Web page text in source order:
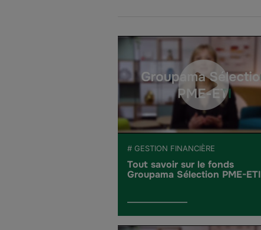
# GESTION FINANCIÈRE
Tout savoir sur le fonds
Groupama Sélection PME-ETI